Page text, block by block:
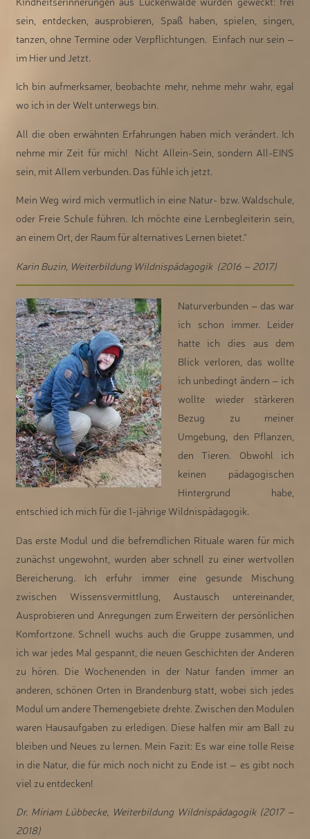
sein, entdecken, ausprobieren, Spaß haben, spielen, singen,
tanzen, ohne Termine oder Verpflichtungen. Einfach nur sein –
im Hier und Jetzt.
Ich bin aufmerksamer, beobachte mehr, nehme mehr wahr, egal
wo ich in der Welt unterwegs bin.
All die oben erwähnten Erfahrungen haben mich verändert. Ich
nehme mir Zeit für mich! Nicht Allein-Sein, sondern All-EINS
sein, mit Allem verbunden. Das fühle ich jetzt.
Mein Weg wird mich vermutlich in eine Natur- bzw. Waldschule,
oder Freie Schule führen. Ich möchte eine Lernbegleiterin sein,
an einem Ort, der Raum für alternatives Lernen bietet.“
Karin Buzin, Weiterbildung Wildnispädagogik (2016 – 2017)
Naturverbunden – das war
ich schon immer. Leider
hatte ich dies aus dem
Blick verloren, das wollte
ich unbedingt ändern – ich
wollte wieder stärkeren
Bezug zu meiner
Umgebung, den Pflanzen,
den Tieren. Obwohl ich
keinen pädagogischen
Hintergrund habe,
entschied ich mich für die 1-jährige Wildnispädagogik.
Das erste Modul und die befremdlichen Rituale waren für mich
zunächst ungewohnt, wurden aber schnell zu einer wertvollen
Bereicherung. Ich erfuhr immer eine gesunde Mischung
zwischen Wissensvermittlung, Austausch untereinander,
Ausprobieren und Anregungen zum Erweitern der persönlichen
Komfortzone. Schnell wuchs auch die Gruppe zusammen, und
ich war jedes Mal gespannt, die neuen Geschichten der Anderen
zu hören. Die Wochenenden in der Natur fanden immer an
anderen, schönen Orten in Brandenburg statt, wobei sich jedes
Modul um andere Themengebiete drehte. Zwischen den Modulen
waren Hausaufgaben zu erledigen. Diese halfen mir am Ball zu
bleiben und Neues zu lernen. Mein Fazit: Es war eine tolle Reise
in die Natur, die für mich noch nicht zu Ende ist – es gibt noch
viel zu entdecken!
Dr. Miriam Lübbecke, Weiterbildung Wildnispädagogik (2017 –
2018)